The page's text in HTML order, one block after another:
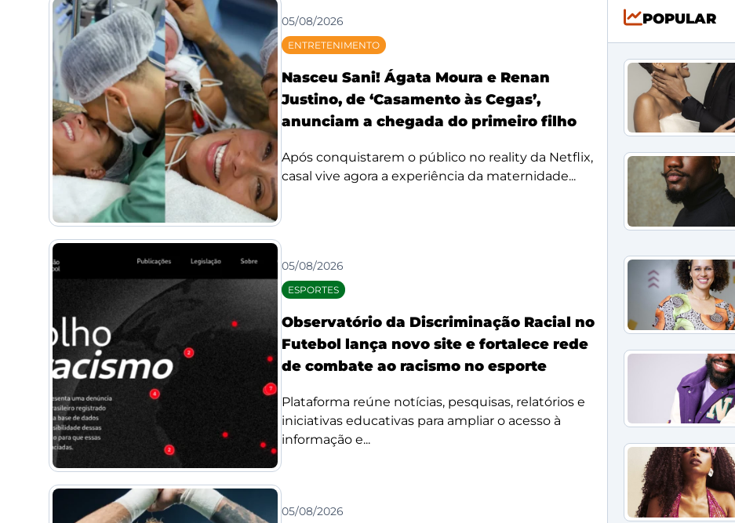
05/08/2026
ENTRETENIMENTO
Nasceu Sani! Ágata Moura e Renan
Justino, de ‘Casamento às Cegas’,
anunciam a chegada do primeiro filho
Após conquistarem o público no reality da Netflix,
casal vive agora a experiência da maternidade...
05/08/2026
ESPORTES
Observatório da Discriminação Racial no
Futebol lança novo site e fortalece rede
de combate ao racismo no esporte
Plataforma reúne notícias, pesquisas, relatórios e
iniciativas educativas para ampliar o acesso à
informação e...
05/08/2026
POPULAR